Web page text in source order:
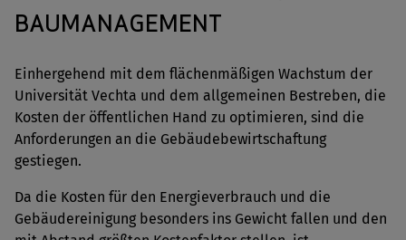
BAUMANAGEMENT
Einhergehend mit dem flächenmäßigen Wachstum der
Universität Vechta und dem allgemeinen Bestreben, die
Kosten der öffentlichen Hand zu optimieren, sind die
Anforderungen an die Gebäudebewirtschaftung
gestiegen.
Da die Kosten für den Energieverbrauch und die
Gebäudereinigung besonders ins Gewicht fallen und den